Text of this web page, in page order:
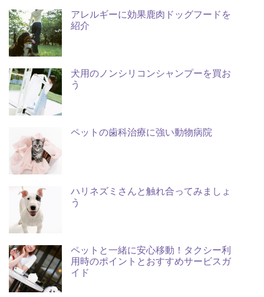
アレルギーに効果鹿肉ドッグフードを
紹介
犬用のノンシリコンシャンプーを買お
う
ペットの歯科治療に強い動物病院
ハリネズミさんと触れ合ってみましょ
う
ペットと一緒に安心移動！タクシー利
用時のポイントとおすすめサービスガ
イド